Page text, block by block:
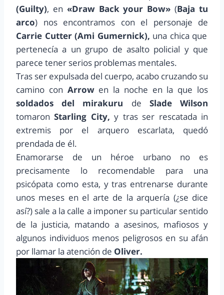
(Guilty), en «Draw Back your Bow» (Baja tu
arco) nos encontramos con el personaje de
Carrie Cutter (Ami Gumernick), una chica que
pertenecía a un grupo de asalto policial y que
parece tener serios problemas mentales.
Tras ser expulsada del cuerpo, acabo cruzando su
camino con Arrowen la noche en la que los
soldados del mirakuru de Slade Wilson
tomaronStarling City, y tras ser rescatada in
extremis por el arquero escarlata, quedó
prendada de él.
Enamorarse de un héroe urbano no es
precisamente lo recomendable para una
psicópata como esta, y tras entrenarse durante
unos meses en el arte de la arquería (¿se dice
así?) sale a la calle a imponer su particular sentido
de la justicia, matando a asesinos, mafiosos y
algunos individuos menos peligrosos en su afán
por llamar la atención de Oliver.